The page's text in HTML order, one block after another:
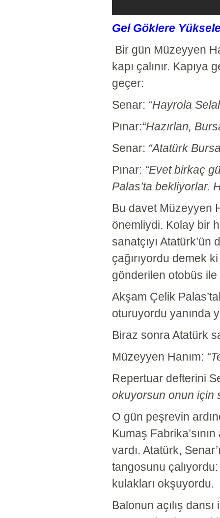
Gel Göklere
Bir gün Müzeyyen
kapı çalınır. Kapıya
geçer:
Senar: “Hayrola
Pınar:“Hazırlan,
Senar: “Atatürk
Pınar: “Evet birkaç
Palas’ta bekliyorlar.
Bu davet Müzeyyen
önemliydi. Kolay bir
sanatçıyı
çağırıyordu demek
gönderilen otobüs ile
Akşam Çelik
oturuyordu yanında
Biraz sonra Atatürk
Müzeyyen Hanım:
Repertuar defterini
okuyorsun onun için
O gün peşrevin
Kumaş
vardı. Atatürk,
tangosunu
kulakları okşuyordu.
Balonun açılış